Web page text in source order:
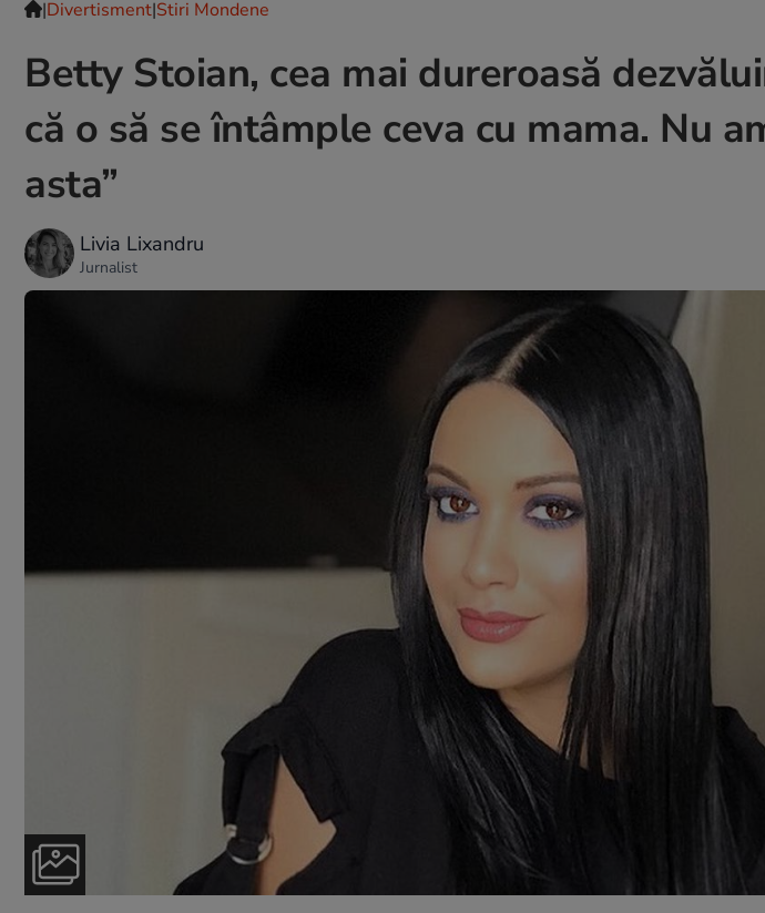
|Divertisment|Stiri Mondene
Betty Stoian, cea mai dureroasă
că o să se întâmple ceva cu mama. Nu
asta”
Livia Lixandru
Jurnalist